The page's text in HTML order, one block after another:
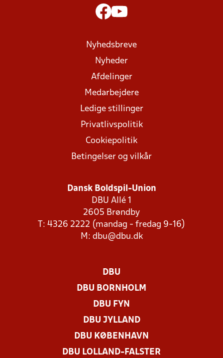
Nyhedsbreve
Nyheder
Afdelinger
Medarbejdere
Ledige stillinger
Privatlivspolitik
Cookiepolitik
Betingelser og vilkår
Dansk Boldspil-Union
DBU Allé 1
2605 Brøndby
T: 4326 2222 (mandag - fredag 9-16)
M: dbu@dbu.dk
DBU
DBU BORNHOLM
DBU FYN
DBU JYLLAND
DBU KØBENHAVN
DBU LOLLAND-FALSTER